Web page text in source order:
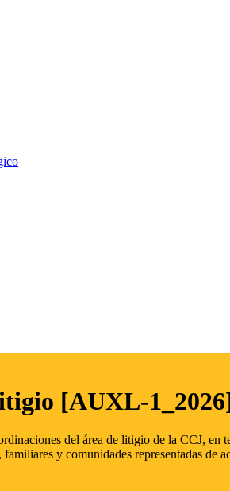
[AUXL-
del área de litigio de la CCJ,
y comunidades representadas